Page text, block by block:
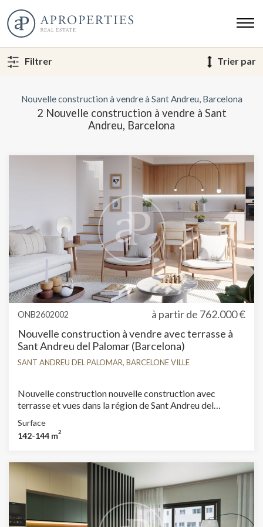
Filtrer Trier par
Nouvelle construction à vendre à Sant Andreu, Barcelona
2 Nouvelle construction à vendre à Sant
Andreu, Barcelona
ONB2602002 à partir de 762.000 €
Nouvelle construction à vendre avec terrasse à
Sant Andreu del Palomar (Barcelona)
SANT ANDREU DEL PALOMAR, BARCELONE VILLE
Nouvelle construction nouvelle construction avec
terrasse et vues dans la région de Sant Andreu del
armoires intégrées, balcon, jardin, chauffage et salle de
stockage.
Surface
142-144 m2
Modifier les cookies